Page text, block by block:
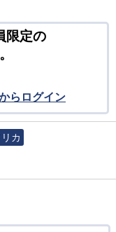
限定の
らログイン
カ